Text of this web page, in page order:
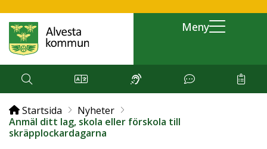
Meny
Startsida
Nyheter
Anmäl ditt lag, skola eller förskola till
skräpplockardagarna